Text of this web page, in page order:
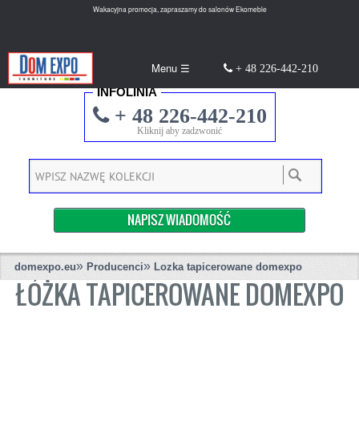
Wakacyjna promocja, zapraszamy do salonów Ekomeble
Menu ☰ + 48 226-442-210
INFOLINIA
+ 48 226-442-210
Kliknij aby zadzwonić
NAPISZ WIADOMOŚĆ
domexpo.eu» Producenci» Lozka tapicerowane domexpo
ŁÓŻKA TAPICEROWANE DOMEXPO